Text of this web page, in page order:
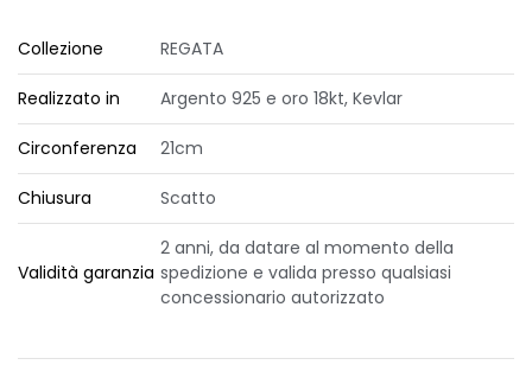
Collezione REGATA
Realizzato in Argento 925 e oro 18kt, Kevlar
Circonferenza 21cm
Chiusura Scatto
Validità garanzia
2 anni, da datare al momento della
spedizione e valida presso qualsiasi
concessionario autorizzato